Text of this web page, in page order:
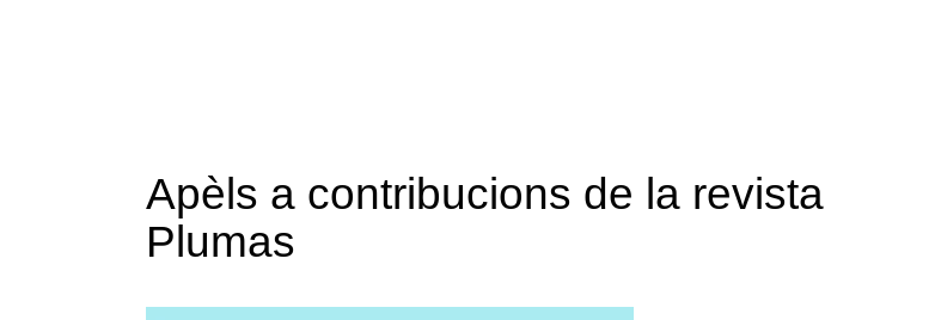
Apèls a contribucions de la revista
Plumas